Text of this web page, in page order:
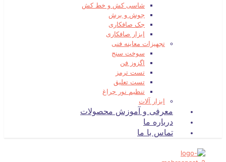
شاسی کش و خط کش
جوش و برش
جک صافکاری
ابزار صافکاری
تجهیزات معاینه فنی
سوخت سنج
اگزوز فن
تست ترمز
تست تعلیق
تنظیم نور چراغ
ابزار آلات
معرفی و آموزش محصولات
درباره ما
تماس با ما